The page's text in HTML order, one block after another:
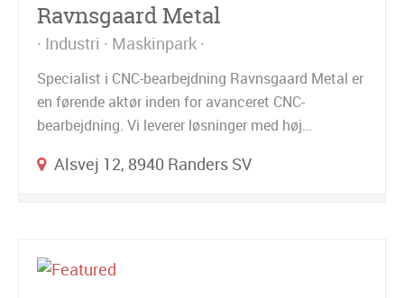
Ravnsgaard Metal
Industri Maskinpark
Specialist i CNC-bearbejdning Ravnsgaard Metal er
en førende aktør inden for avanceret CNC-
bearbejdning. Vi leverer løsninger med høj…
Alsvej 12, 8940 Randers SV